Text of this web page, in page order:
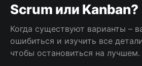
Однако рабочие собрания у
или XP отличаются и имеют
Scrum или Kanban?
Когда существуют варианты –
ошибиться и изучить все
чтобы остановиться на